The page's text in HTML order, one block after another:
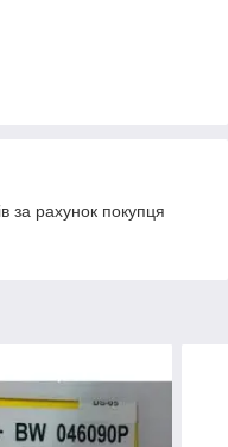
за рахунок покупця